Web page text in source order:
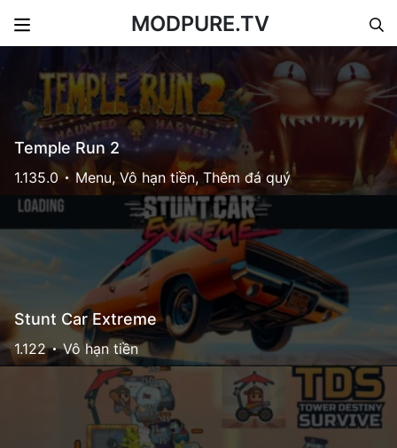
Skip to content MODPURE.TV
Temple Run 2
1.135.0 Menu, Vô hạn tiền, Thêm đá quý
Stunt Car Extreme
1.122 Vô hạn tiền